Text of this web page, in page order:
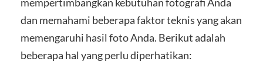
dan memahami beberapa faktor teknis yang akan
memengaruhi hasil foto Anda. Berikut adalah
beberapa hal yang perlu diperhatikan: